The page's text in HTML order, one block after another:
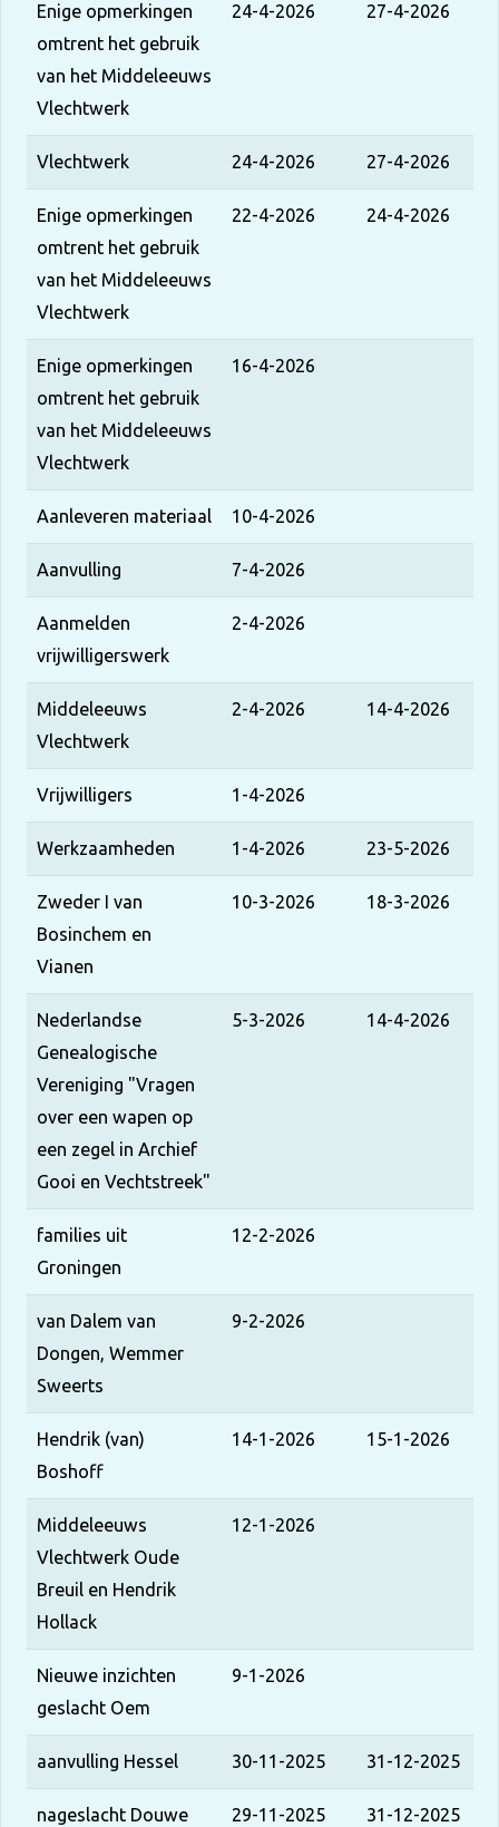
Enige opmerkingen
omtrent het gebruik
van het Middeleeuws
Vlechtwerk
24-4-2026 27-4-2026
Vlechtwerk 24-4-2026 27-4-2026
Enige opmerkingen
omtrent het gebruik
van het Middeleeuws
Vlechtwerk
22-4-2026 24-4-2026
Enige opmerkingen
omtrent het gebruik
van het Middeleeuws
Vlechtwerk
16-4-2026
Aanleveren materiaal 10-4-2026
Aanvulling 7-4-2026
Aanmelden
vrijwilligerswerk
2-4-2026
Middeleeuws
Vlechtwerk
2-4-2026 14-4-2026
Vrijwilligers 1-4-2026
Werkzaamheden 1-4-2026 23-5-2026
Zweder I van
Bosinchem en
Vianen
10-3-2026 18-3-2026
Nederlandse
Genealogische
Vereniging "Vragen
over een wapen op
een zegel in Archief
Gooi en Vechtstreek"
5-3-2026 14-4-2026
families uit
Groningen
12-2-2026
van Dalem van
Dongen, Wemmer
Sweerts
9-2-2026
Hendrik (van)
Boshoff
14-1-2026 15-1-2026
Middeleeuws
Vlechtwerk Oude
Breuil en Hendrik
Hollack
12-1-2026
Nieuwe inzichten
geslacht Oem
9-1-2026
aanvulling Hessel 30-11-2025 31-12-2025
nageslacht Douwe 29-11-2025 31-12-2025